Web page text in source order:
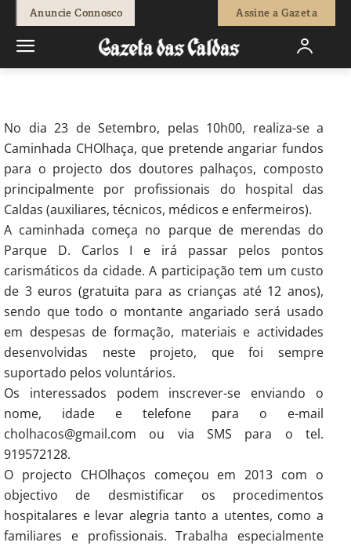
Anuncie Connosco Assine a Gazeta
Redação - 22 de Setembro, 2017 801 0
No dia 23 de Setembro, pelas 10h00, realiza-se a
Caminhada CHOlhaça, que pretende angariar fundos
para o projecto dos doutores palhaços, composto
principalmente por profissionais do hospital das
Caldas (auxiliares, técnicos, médicos e enfermeiros).
A caminhada começa no parque de merendas do
Parque D. Carlos I e irá passar pelos pontos
carismáticos da cidade. A participação tem um custo
de 3 euros (gratuita para as crianças até 12 anos),
sendo que todo o montante angariado será usado
em despesas de formação, materiais e actividades
desenvolvidas neste projeto, que foi sempre
suportado pelos voluntários.
Os interessados podem inscrever-se enviando o
nome, idade e telefone para o e-mail
cholhacos@gmail.com ou via SMS para o tel.
919572128.
O projecto CHOlhaços começou em 2013 com o
objectivo de desmistificar os procedimentos
hospitalares e levar alegria tanto a utentes, como a
familiares e profissionais. Trabalha especialmente